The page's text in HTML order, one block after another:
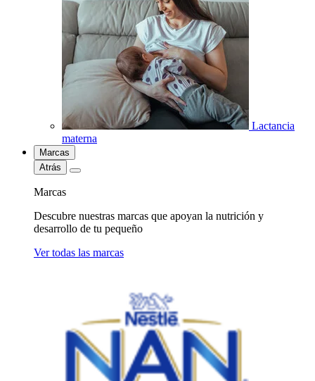
Lactancia
materna
Marcas
Atrás
Marcas
Descubre nuestras marcas que apoyan la nutrición y
desarrollo de tu pequeño
Ver todas las marcas